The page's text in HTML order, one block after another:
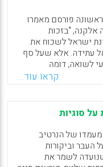
פורסם מאמרו
אלקנה, "בזכות
ישראל לשכוח את
עתידה. אלא שעל סף
לשואה, דומה
לציוויו של המשורר
לשכוח – עד דור
ולשאול: מה כבר
הדבר שעל הדור הבא
זה עוסק בהוראת
הישראלית ומציע
בתחום.
את נושא השואה
קראו עוד...
סוגיות
של הנרטיב
העבר וביקורות
לשמר את